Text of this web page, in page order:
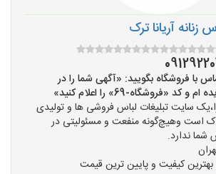
زنانه آریانا ترک
با فروشگاه بگویید: «آگهی شما را در
«فروشگاه-69» را اعلام کنید»
سایت تبلیغات لباس فروشی ها و تولیدی
است وهیچ‌گونه منفعت و مسئولیتی در
شما ندارد.
کیفیت و پایین ترین قیمت